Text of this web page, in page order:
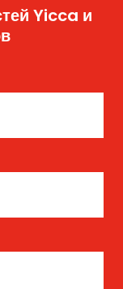
Yicca и